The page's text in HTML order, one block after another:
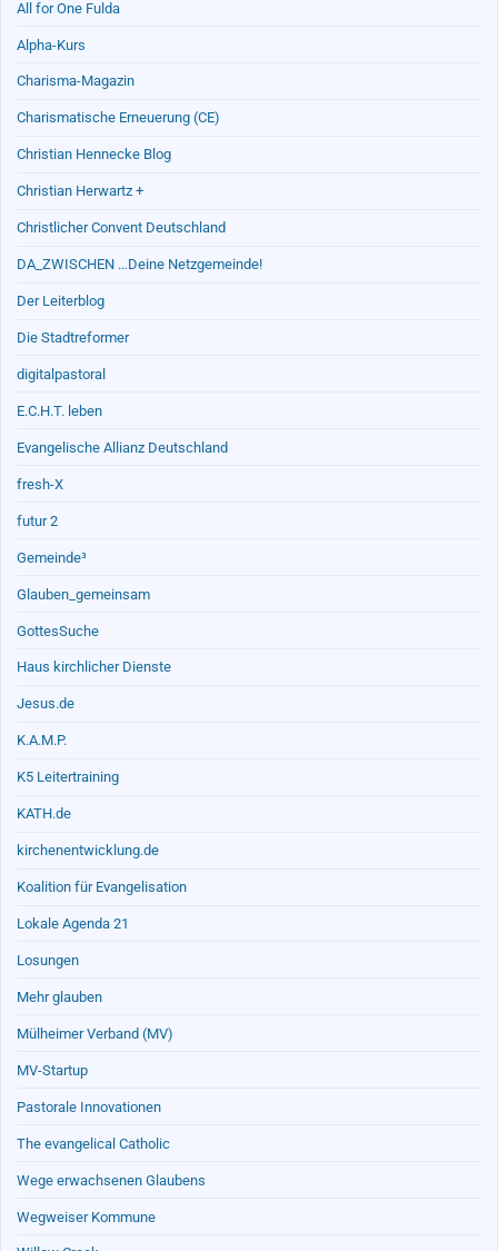
All for One Fulda
Alpha-Kurs
Charisma-Magazin
Charismatische Erneuerung (CE)
Christian Hennecke Blog
Christian Herwartz +
Christlicher Convent Deutschland
DA_ZWISCHEN …Deine Netzgemeinde!
Der Leiterblog
Die Stadtreformer
digitalpastoral
E.C.H.T. leben
Evangelische Allianz Deutschland
fresh-X
futur 2
Gemeinde³
Glauben_gemeinsam
GottesSuche
Haus kirchlicher Dienste
Jesus.de
K.A.M.P.
K5 Leitertraining
KATH.de
kirchenentwicklung.de
Koalition für Evangelisation
Lokale Agenda 21
Losungen
Mehr glauben
Mülheimer Verband (MV)
MV-Startup
Pastorale Innovationen
The evangelical Catholic
Wege erwachsenen Glaubens
Wegweiser Kommune